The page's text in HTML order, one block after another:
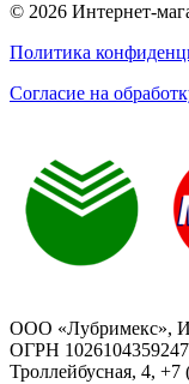
© 2026 Интернет-
Политика
Согласие на
ООО «Лубримекс»,
ОГРН
Троллейбусная, 4, +7